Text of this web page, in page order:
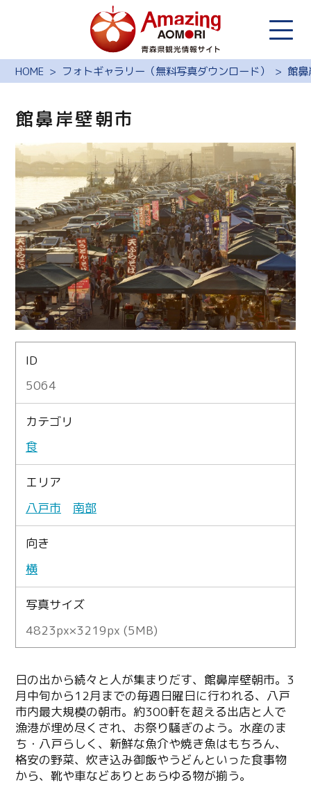
HOME フォトギャラリー（無料写真ダウンロード） 館
館鼻岸壁朝市
ID
5064
カテゴリ
食
エリア
八戸市
南部
向き
横
写真サイズ
4823px×3219px (5MB)
日の出から続々と人が集まりだす、館鼻岸壁朝市。3
月中旬から12月までの毎週日曜日に行われる、八戸
市内最大規模の朝市。約300軒を超える出店と人で
漁港が埋め尽くされ、お祭り騒ぎのよう。水産のま
ち・八戸らしく、新鮮な魚介や焼き魚はもちろん、
格安の野菜、炊き込み御飯やうどんといった食事物
から、靴や車などありとあらゆる物が揃う。